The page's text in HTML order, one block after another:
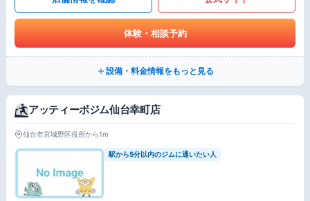
体験・相談予約
設備・料金情報をもっと見る
アッティーボジム仙台幸町店
仙台市宮城野区役所から1m
駅から5分以内のジムに通いたい人